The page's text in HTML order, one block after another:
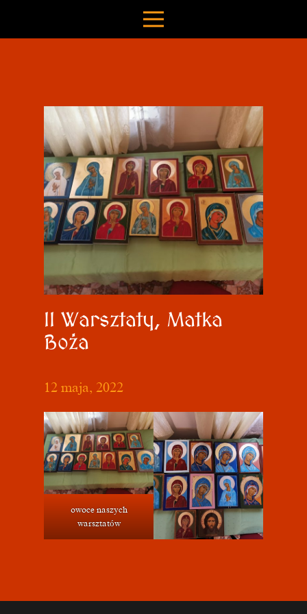
II Warsztaty, Matka
Boża
12 maja, 2022
owoce naszych
warsztatów